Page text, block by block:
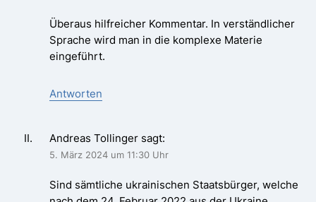
Überaus hilfreicher Kommentar. In verständlicher
Sprache wird man in die komplexe Materie
eingeführt.
Antworten
Andreas Tollinger sagt:
5. März 2024 um 11:30 Uhr
Sind sämtliche ukrainischen Staatsbürger, welche